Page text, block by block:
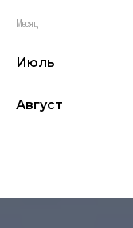
Месяц
Июль
Август